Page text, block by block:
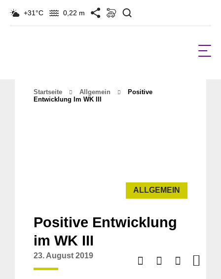
+31°C 0,22 m
Startseite Allgemein
Positive
Entwicklung Im WK III
ALLGEMEIN
Positive Entwicklung
im WK III
23. August 2019